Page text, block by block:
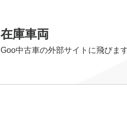
在庫車両
Goo中古車の外部サイトに飛びま